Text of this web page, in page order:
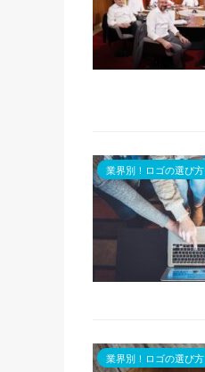
業界別！ロゴの選び方
業界別！ロゴの選び方